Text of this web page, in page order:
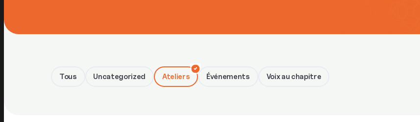
Tous Uncategorized Ateliers Événements Voix au chapitre